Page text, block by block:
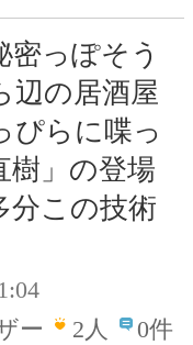
密っぽそう
辺の居酒屋
ぴらに喋っ
樹」の登場
分この技術
ー
2人 0件